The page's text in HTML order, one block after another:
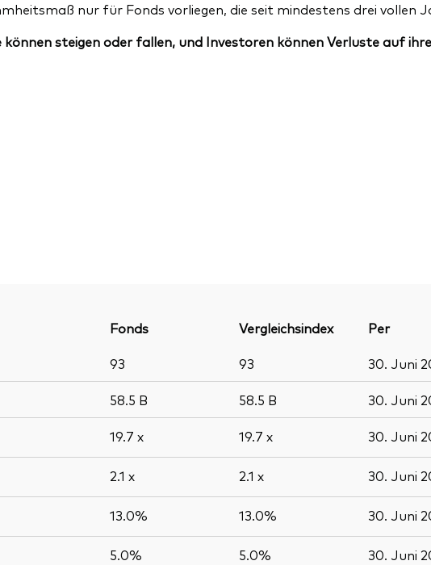
nur für Fonds vorliegen, die seit mindestens drei vollen
steigen oder fallen, und Investoren können Verluste auf
Fonds Vergleichsindex
Per
93 93 30. Juni
58.5 B 58.5 B 30. Juni
19.7 x 19.7 x 30. Juni
2.1 x 2.1 x 30. Juni
13.0% 13.0% 30. Juni
5.0% 5.0% 30. Juni